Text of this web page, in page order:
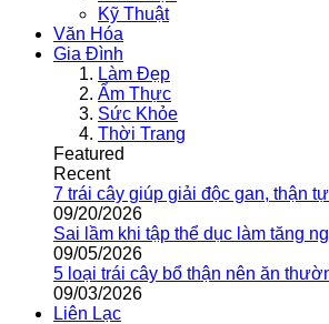
Kỹ Thuật
Văn Hóa
Gia Đình
Làm Đẹp
Ẩm Thực
Sức Khỏe
Thời Trang
Featured
Recent
7 trái cây giúp giải độc gan, thận
09/20/2026
Sai lầm khi tập thể dục làm tăng
09/05/2026
5 loại trái cây bổ thận nên ăn
09/03/2026
Liên Lạc